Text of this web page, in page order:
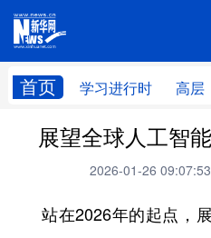
首页 学习进行时 高层
网站
学习进行时
财经
台湾 思客智库
展望全球人工智
2026-01-26 09:07:53
站在2026年的起点，